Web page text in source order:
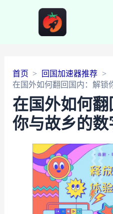
首页
回国加速器推荐
在国外如何翻回国内：解锁
在国外如何
你与故乡的数